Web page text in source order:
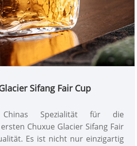
Sifang Fair Cup
Chinas Spezialität für die
Chuxue Glacier Sifang Fair
Es ist nicht nur einzigartig